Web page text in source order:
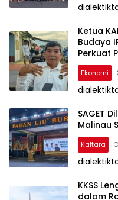
Ketua
Budaya
Perkuat
Ekonomi
SAGET
Malinau
Kaltara
KKSS
dalam